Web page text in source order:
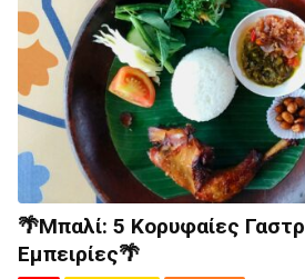
🌴Μπαλί: 5 Κορυφαίες
Εμπειρίες🌴